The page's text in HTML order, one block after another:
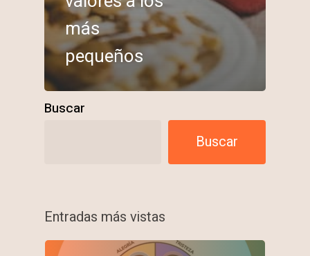
más
pequeños
Buscar
Buscar
Entradas más vistas